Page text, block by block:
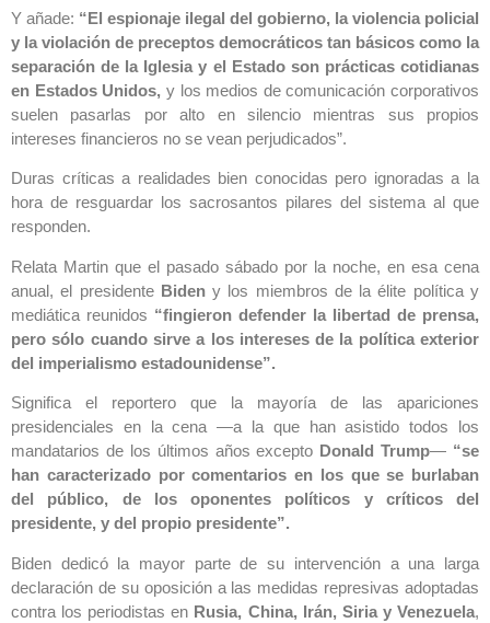
Y añade: “El espionaje ilegal del gobierno, la violencia policial
y la violación de preceptos democráticos tan básicos como la
separación de la Iglesia y el Estado son prácticas cotidianas
en Estados Unidos, y los medios de comunicación corporativos
suelen pasarlas por alto en silencio mientras sus propios
intereses financieros no se vean perjudicados”.
Duras críticas a realidades bien conocidas pero ignoradas a la
hora de resguardar los sacrosantos pilares del sistema al que
responden.
Relata Martin que el pasado sábado por la noche, en esa cena
anual, el presidente Bideny los miembros de la élite política y
mediática reunidos “fingieron defender la libertad de prensa,
pero sólo cuando sirve a los intereses de la política exterior
del imperialismo estadounidense”.
Significa el reportero que la mayoría de las apariciones
presidenciales en la cena —a la que han asistido todos los
mandatarios de los últimos años excepto Donald Trump— “se
han caracterizado por comentarios en los que se burlaban
del público, de los oponentes políticos y críticos del
presidente, y del propio presidente”.
Biden dedicó la mayor parte de su intervención a una larga
declaración de su oposición a las medidas represivas adoptadas
contra los periodistas en Rusia, China, Irán, Siria y Venezuela,